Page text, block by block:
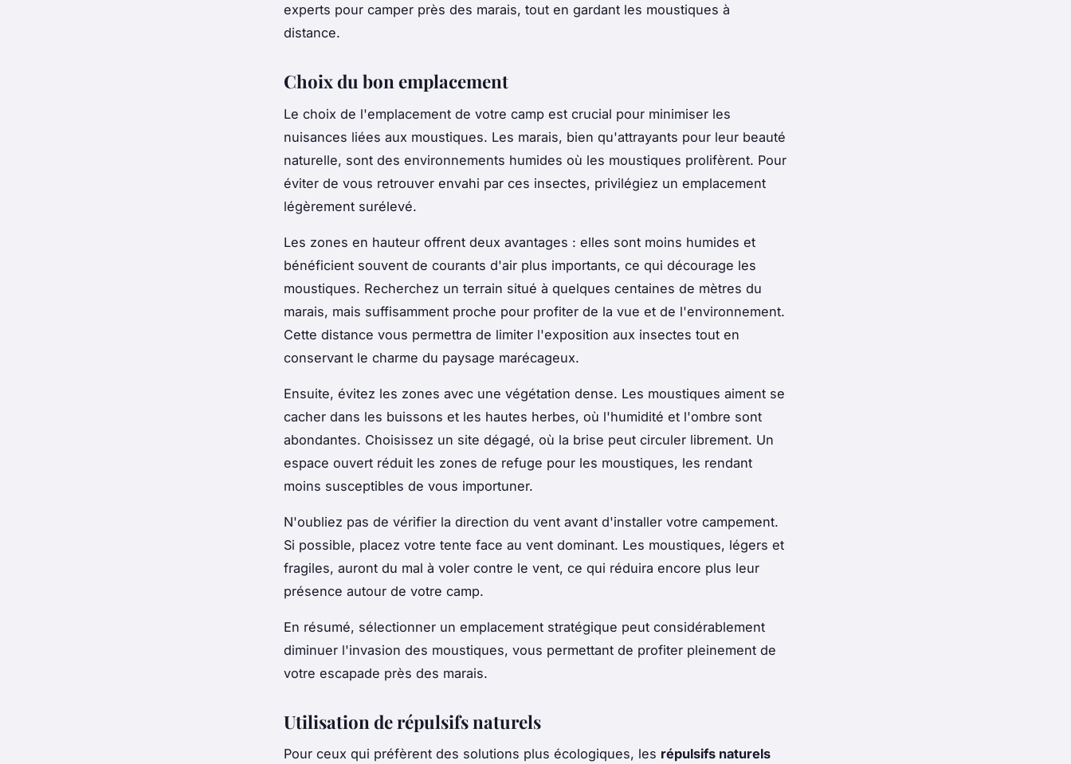
experts pour camper près des marais, tout en gardant les moustiques à
distance.
Choix du bon emplacement
Le choix de l'emplacement de votre camp est crucial pour minimiser les
nuisances liées aux moustiques. Les marais, bien qu'attrayants pour leur beauté
naturelle, sont des environnements humides où les moustiques prolifèrent. Pour
éviter de vous retrouver envahi par ces insectes, privilégiez un emplacement
légèrement surélevé.
Les zones en hauteur offrent deux avantages : elles sont moins humides et
bénéficient souvent de courants d'air plus importants, ce qui décourage les
moustiques. Recherchez un terrain situé à quelques centaines de mètres du
marais, mais suffisamment proche pour profiter de la vue et de l'environnement.
Cette distance vous permettra de limiter l'exposition aux insectes tout en
conservant le charme du paysage marécageux.
Ensuite, évitez les zones avec une végétation dense. Les moustiques aiment se
cacher dans les buissons et les hautes herbes, où l'humidité et l'ombre sont
abondantes. Choisissez un site dégagé, où la brise peut circuler librement. Un
espace ouvert réduit les zones de refuge pour les moustiques, les rendant
moins susceptibles de vous importuner.
N'oubliez pas de vérifier la direction du vent avant d'installer votre campement.
Si possible, placez votre tente face au vent dominant. Les moustiques, légers et
fragiles, auront du mal à voler contre le vent, ce qui réduira encore plus leur
présence autour de votre camp.
En résumé, sélectionner un emplacement stratégique peut considérablement
diminuer l'invasion des moustiques, vous permettant de profiter pleinement de
votre escapade près des marais.
Utilisation de répulsifs naturels
Pour ceux qui préfèrent des solutions plus écologiques, les répulsifs naturels